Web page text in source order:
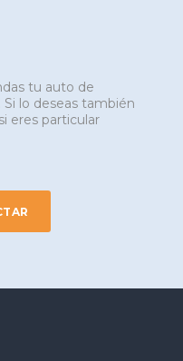
tu auto de
Si lo deseas también
eres particular